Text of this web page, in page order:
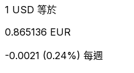
1 USD 等於
0.865136 EUR
-0.0021 (0.24%) 每週